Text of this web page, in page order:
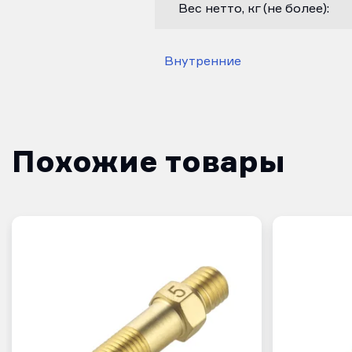
Вес нетто, кг (не более):
Внутренние
Похожие товары